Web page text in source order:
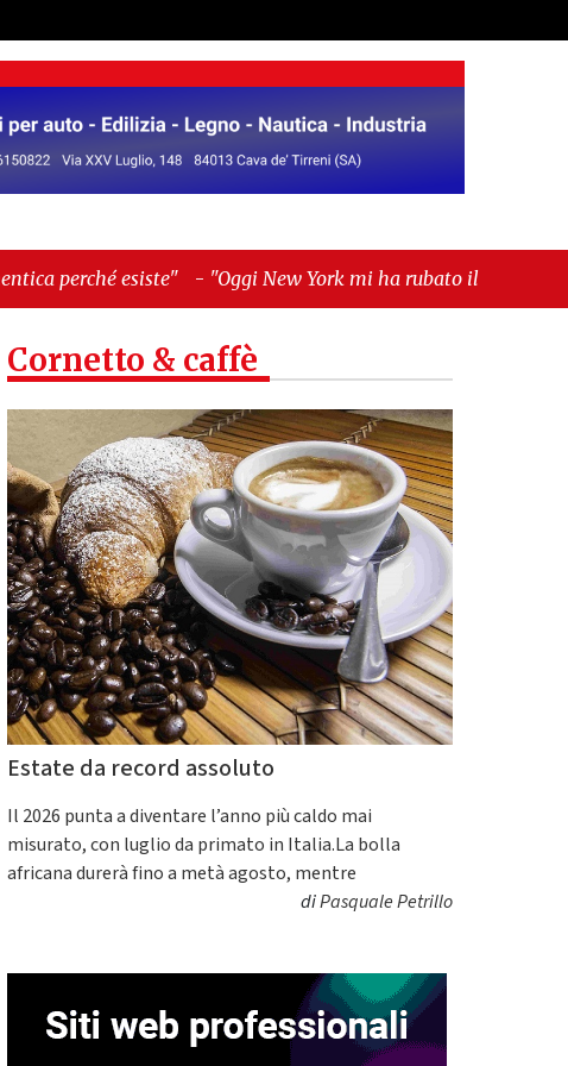
-"Oggi New York mi ha rubato il cuore. Ancora"
Cornetto & caffè
Estate da record assoluto
Il 2026 punta a diventare l’anno più caldo mai
misurato, con luglio da primato in Italia.La bolla
africana durerà fino a metà agosto, mentre
diPasquale Petrillo